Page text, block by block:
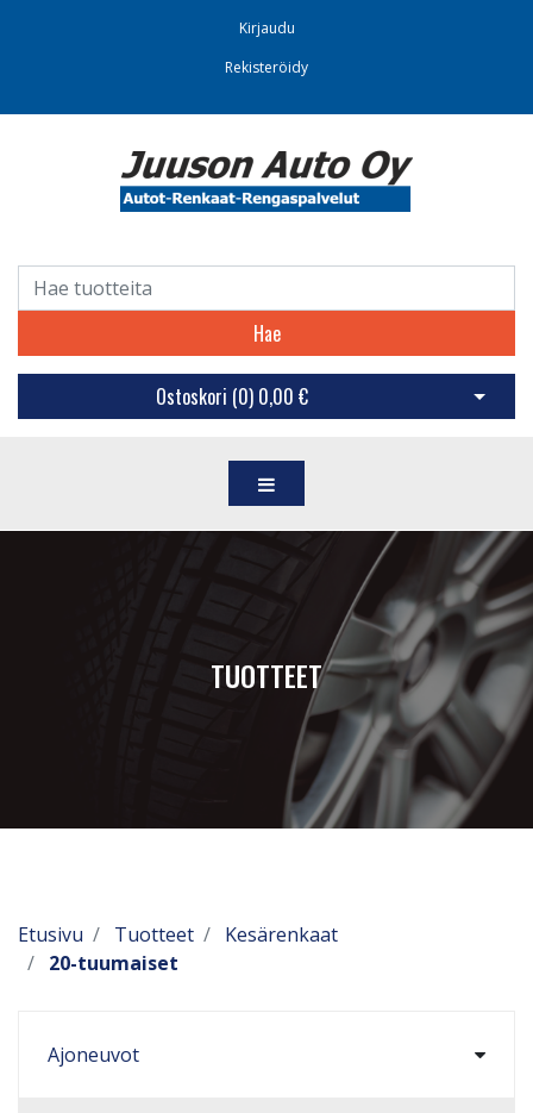
Kirjaudu
Rekisteröidy
Hae
Ostoskori (0) 0,00 € Avaa
TUOTTEET
Etusivu Tuotteet
Kesärenkaat
20-tuumaiset
Ajoneuvot